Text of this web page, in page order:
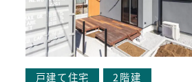
戸建て住宅 2階建